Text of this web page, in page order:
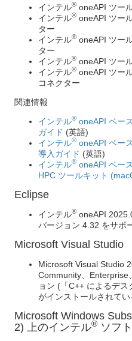
インテル® oneAPI ツー
インテル® oneAPI ツー
ター
インテル® oneAPI ツー
ター
インテル® oneAPI ツー
インテル® oneAPI ツー
コネクター
関連情報
インテル® oneAPI ベー
ガイド (英語)
インテル® oneAPI ベー
導入ガイド (英語)
インテル® oneAPI ベー
HPC ツールキット
Eclipse
インテル® oneAPI
バージョン 4.32 をサポ
Microsoft Visual Studio
Microsoft Visual Studio
Community、Enterprise
ョン (「C++ によるデ
がインストールされてい
Microsoft Windows
2) 上のインテル® ソフ